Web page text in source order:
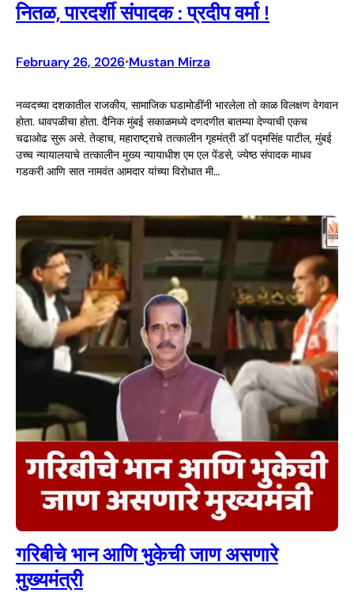
नितळ, पारदर्शी संपादक : प्रदीप वर्मा !
February 26, 2026•Mustan Mirza
नव्वदच्या दशकातील राजकीय, सामाजिक घडामोडींनी भारलेला तो काळ विलक्षण वेगवान
होता. धावपळीचा होता. दैनिक मुंबई सकाळमध्ये दणदणीत बातम्या देण्याची एकच
चढाओढ सुरू असे. तेव्हाच, महाराष्ट्राचे तत्कालीन गृहमंत्री डॉ पद्मसिंह पाटील, मुंबई
उच्च न्यायालयाचे तत्कालीन मुख्य न्यायाधीश एम एल पेंडसे, ज्येष्ठ संपादक माधव
गडकरी आणि सात नामवंत आमदार यांच्या विरोधात मी…
गरिबीचे भान आणि भुकेची जाण असणारे
मुख्यमंत्री